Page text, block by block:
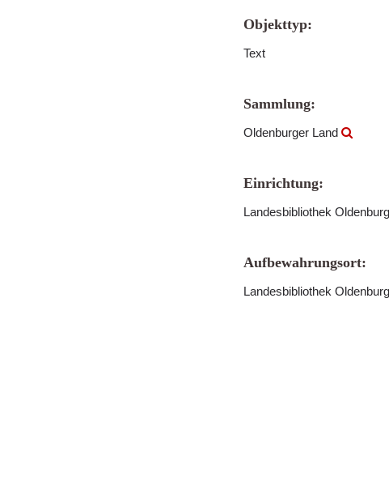
Objekttyp:
Text
Sammlung:
Oldenburger Land
Einrichtung:
Landesbibliothek
Aufbewahrungsort:
Landesbibliothek Oldenburg